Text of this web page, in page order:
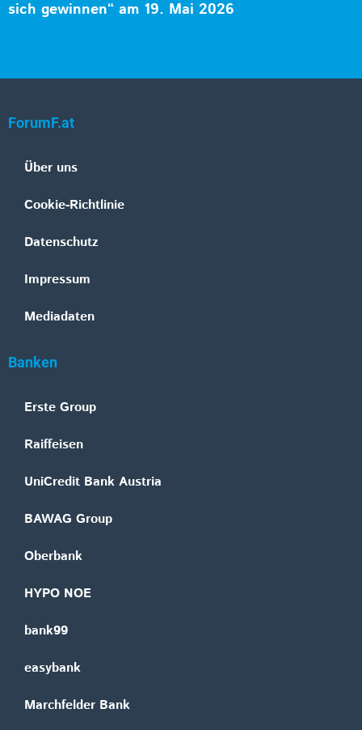
sich gewinnen“ am 19. Mai 2026
ForumF.at
Über uns
Cookie-Richtlinie
Datenschutz
Impressum
Mediadaten
Banken
Erste Group
Raiffeisen
UniCredit Bank Austria
BAWAG Group
Oberbank
HYPO NOE
bank99
easybank
Marchfelder Bank